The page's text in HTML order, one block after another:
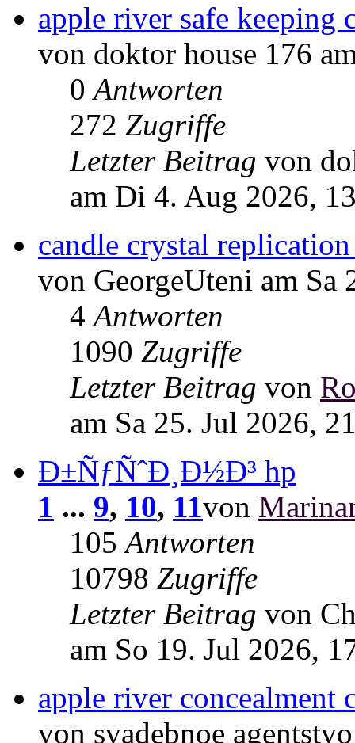
apple river safe keeping
von doktor house 176
0Antworten
272 Zugriffe
Letzter Beitrag von
am Di 4. Aug 2026,
candle crystal
von GeorgeUteni am Sa
4Antworten
1090 Zugriffe
Letzter Beitrag von
am Sa 25. Jul 2026,
Ð±ÑƒÑˆÐ¸Ð½Ð³ hp
1 ... 9, 10, 11von
105Antworten
10798 Zugriffe
Letzter Beitrag von
am So 19. Jul 2026,
apple river concealment
von svadebnoe